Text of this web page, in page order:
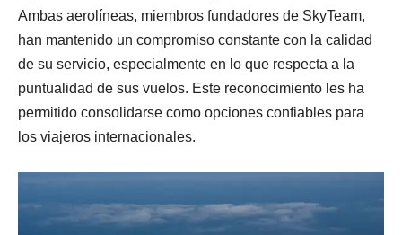
Ambas aerolíneas, miembros fundadores de SkyTeam,
han mantenido un compromiso constante con la calidad
de su servicio, especialmente en lo que respecta a la
puntualidad de sus vuelos. Este reconocimiento les ha
permitido consolidarse como opciones confiables para
los viajeros internacionales.